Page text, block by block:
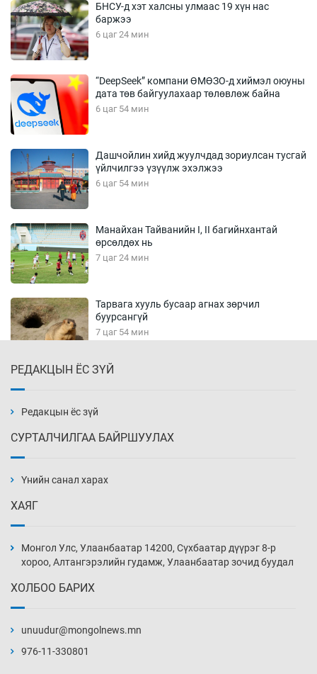
БНСУ-д хэт халсны улмаас 19 хүн нас
баржээ
6 цаг 24 мин
“DeepSeek” компани ӨМӨЗО-д хиймэл оюуны
дата төв байгуулахаар төлөвлөж байна
6 цаг 54 мин
Дашчойлин хийд жуулчдад зориулсан тусгай
үйлчилгээ үзүүлж эхэлжээ
6 цаг 54 мин
Манайхан Тайванийн I, II багийнхантай
өрсөлдөх нь
7 цаг 24 мин
Тарвага хууль бусаар агнах зөрчил
буурсангүй
7 цаг 54 мин
8 цаг 24 мин
8 цаг 54 мин
9 цаг 24 мин
хэмжээг шинэчлэн тогтоох нь
РЕДАКЦЫН ЁС ЗҮЙ
Редакцын ёс зүй
СУРТАЛЧИЛГАА БАЙРШУУЛАХ
Үнийн санал харах
ХАЯГ
Монгол Улс, Улаанбаатар 14200, Сүхбаатар дүүрэг 8-р
хороо, Алтангэрэлийн гудамж, Улаанбаатар зочид буудал
ХОЛБОО БАРИХ
unuudur@mongolnews.mn
976-11-330801